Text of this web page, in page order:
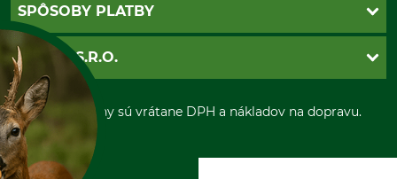
Nastavenia súborov cookie
Povinné údaje
Obchodné podmienky
Ochrana osobnych udajov
Otváracie hodiny
Zrušenie objednávky
SPÔSOBY PLATBY
Dobierka
Platba vopred
Sepa-inkaso
Osobný odber
GRUBE S.R.O.
O nás
Predajňa
Kolektív GRUBE
Naše pobočky v Európe
*Všetky ceny sú vrátane DPH a nákladov na dopravu.